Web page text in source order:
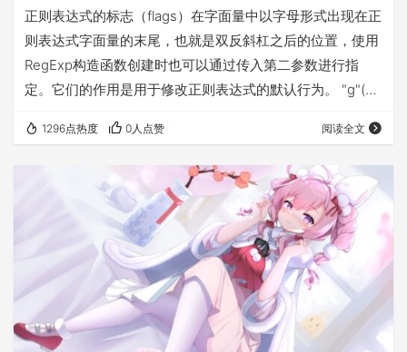
正则表达式的标志（flags）在字面量中以字母形式出现在正
则表达式字面量的末尾，也就是双反斜杠之后的位置，使用
RegExp构造函数创建时也可以通过传入第二参数进行指
定。它们的作用是用于修改正则表达式的默认行为。 "g"(全
字符匹配换行符)、"u"(Unicdoe匹配)、"y"(粘性匹配)、"d"
(提供捕获组更多信息)，这些标志可以单独使用，也可以组
合使用，以满足特定的匹配需求。 "g"标志 "g"标志是表示
使用全局匹配模式。默认情况下正则表达…
1296点热度 0人点赞 阅读全文